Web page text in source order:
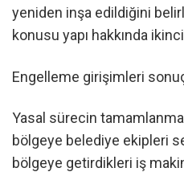
yeniden inşa edildiğini
konusu yapı hakkında ikinci
Engelleme girişimleri
Yasal sürecin
bölgeye belediye ekipleri
bölgeye getirdikleri iş